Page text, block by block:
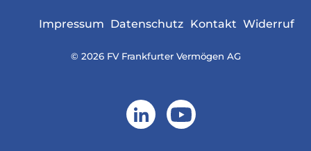
Impressum Datenschutz Kontakt Widerruf
© 2026 FV Frankfurter Vermögen AG